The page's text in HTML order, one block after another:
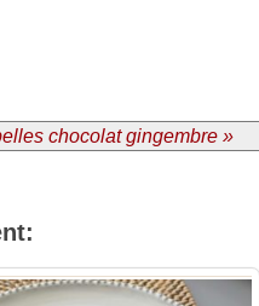
chocolat gingembre »